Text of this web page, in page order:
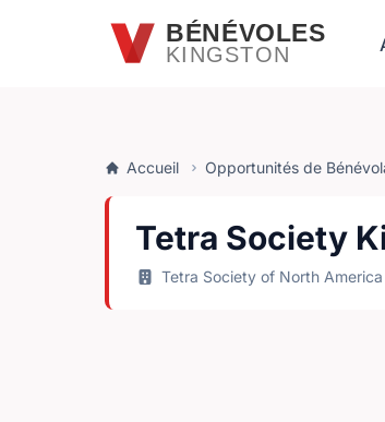
Passer au contenu principalBÉNÉVOLES
KINGSTON
Accueil Opportunités de
Tetra Society
Tetra Society of North America